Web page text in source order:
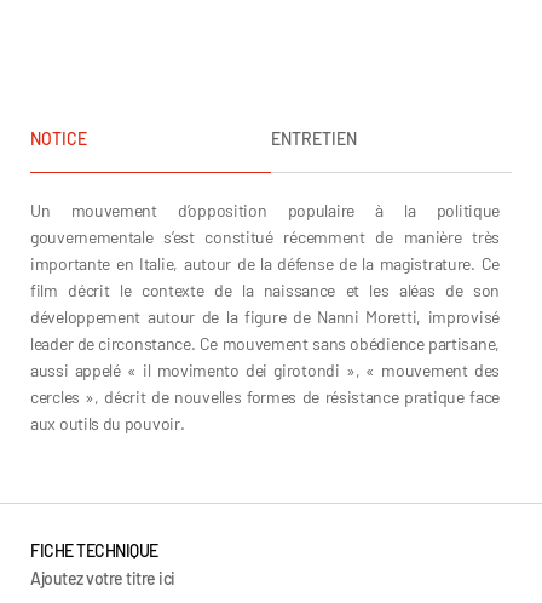
NOTICE ENTRETIEN
Un mouvement d’opposition populaire à la politique
gouvernementale s’est constitué récemment de manière très
importante en Italie, autour de la défense de la magistrature. Ce
film décrit le contexte de la naissance et les aléas de son
développement autour de la figure de Nanni Moretti, improvisé
leader de circonstance. Ce mouvement sans obédience partisane,
aussi appelé « il movimento dei girotondi », « mouvement des
cercles », décrit de nouvelles formes de résistance pratique face
aux outils du pouvoir.
FICHE TECHNIQUE
Ajoutez votre titre ici